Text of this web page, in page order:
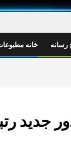
رسانه خانه
جدید